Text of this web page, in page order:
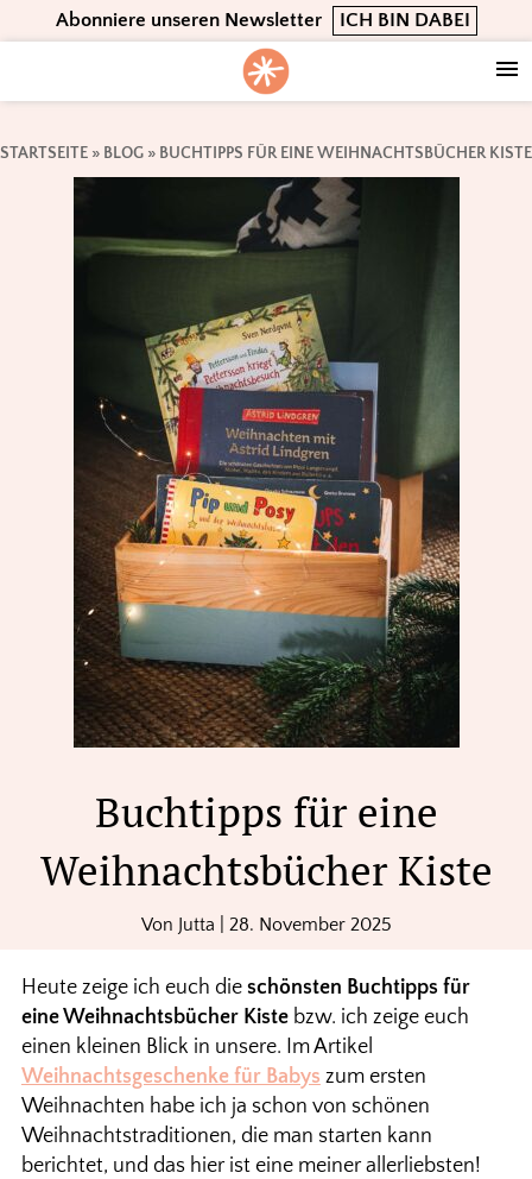
to
navigation
to
content
to
Abonniere unseren Newsletter ICH BIN DABEI
STARTSEITE » BLOG » BUCHTIPPS FÜR EINE WEIHNACHTSBÜCHER KISTE
Buchtipps für eine
Weihnachtsbücher Kiste
Von Jutta 28. November 2025
Heute zeige ich euch die schönsten Buchtipps für
eine Weihnachtsbücher Kistebzw. ich zeige euch
einen kleinen Blick in unsere. Im Artikel
Weihnachtsgeschenke für Babys zum ersten
Weihnachten habe ich ja schon von schönen
Weihnachtstraditionen, die man starten kann
berichtet, und das hier ist eine meiner allerliebsten!